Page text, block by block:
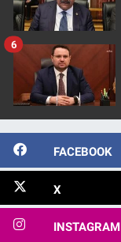
6
FACEBOOK
X
INSTAGRAM